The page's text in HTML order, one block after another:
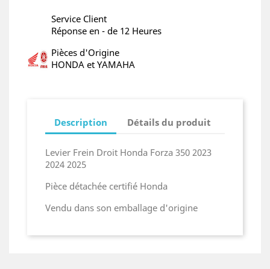
Service Client
Réponse en - de 12 Heures
Pièces d'Origine
HONDA et YAMAHA
Description Détails du produit
Levier Frein Droit Honda Forza 350 2023
2024 2025
Pièce détachée certifié Honda
Vendu dans son emballage d'origine